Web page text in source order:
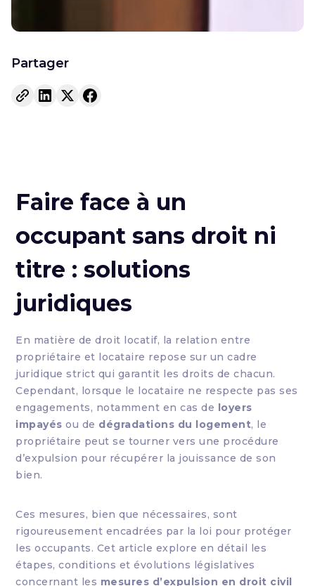
Partager
Faire face à un
occupant sans droit ni
titre : solutions
juridiques
En matière de droit locatif, la relation entre
propriétaire et locataire repose sur un cadre
juridique strict qui garantit les droits de chacun.
Cependant, lorsque le locataire ne respecte pas ses
engagements, notamment en cas de loyers
impayés ou de dégradations du logement, le
propriétaire peut se tourner vers une procédure
d’expulsion pour récupérer la jouissance de son
bien.
Ces mesures, bien que nécessaires, sont
rigoureusement encadrées par la loi pour protéger
les occupants. Cet article explore en détail les
étapes, conditions et évolutions législatives
concernant les mesures d’expulsion en droit civil